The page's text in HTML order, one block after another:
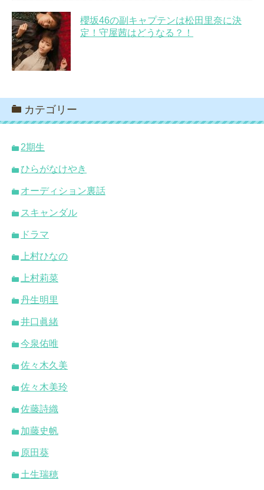
櫻坂46の副キャプテンは松田里奈に決
定！守屋茜はどうなる？！
カテゴリー
2期生
ひらがなけやき
オーディション裏話
スキャンダル
ドラマ
上村ひなの
上村莉菜
丹生明里
井口眞緒
今泉佑唯
佐々木久美
佐々木美玲
佐藤詩織
加藤史帆
原田葵
土生瑞穂